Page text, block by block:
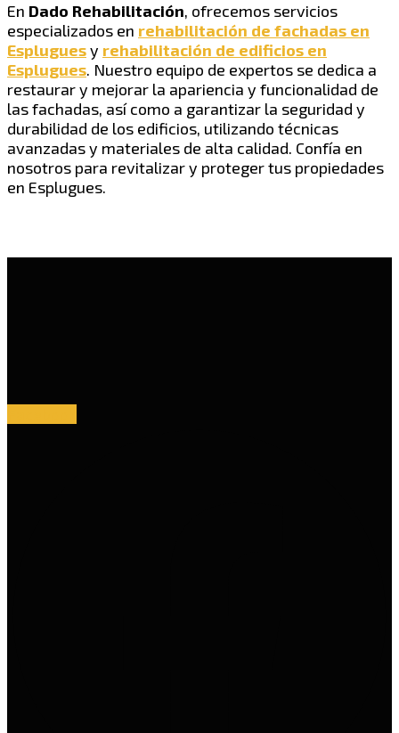
En Dado Rehabilitación, ofrecemos servicios
especializados en rehabilitación de fachadas en
Espluguesy rehabilitación de edificios en
Esplugues. Nuestro equipo de expertos se dedica a
restaurar y mejorar la apariencia y funcionalidad de
las fachadas, así como a garantizar la seguridad y
durabilidad de los edificios, utilizando técnicas
avanzadas y materiales de alta calidad. Confía en
nosotros para revitalizar y proteger tus propiedades
en Esplugues.